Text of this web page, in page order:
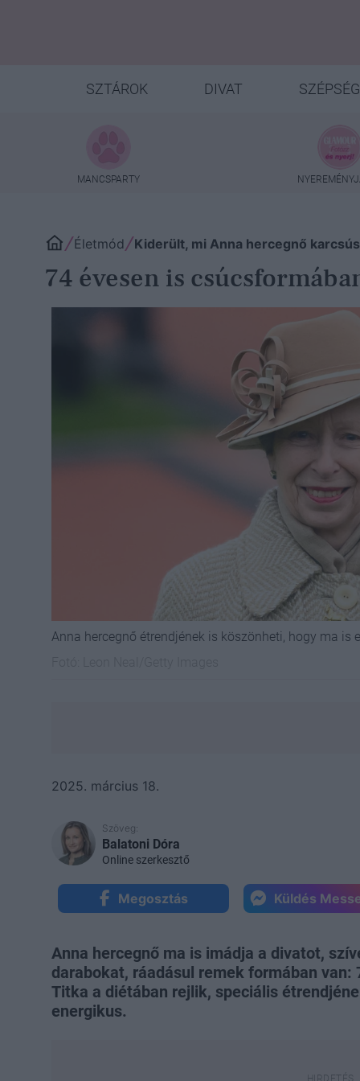
SZTÁROK DIVAT SZÉPSÉG
MANCSPARTY
Életmód Kiderült, mi Anna hercegnő
74 évesen is
Anna hercegnő étrendjének is köszönheti, hogy ma is
2025. március 18.
Szöveg:
Balatoni Dóra
Online szerkesztő
Megosztás Küldés
Anna hercegnő ma is imádja a divatot,
darabokat, ráadásul remek formában
Titka a diétában rejlik, speciális
energikus.